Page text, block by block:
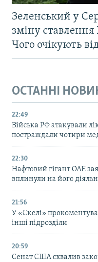
Зеленський у
зміну ставлення
Чого очікують
ОСТАННІ
22:49
Війська РФ атакували
постраждали чотири
22:30
Нафтовий гігант ОАЕ
вплинули на його
21:56
У «Скелі»
інші підрозділи
20:59
Cенат США схвалив